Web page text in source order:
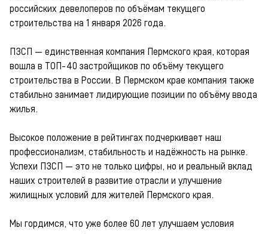
российских девелоперов по объёмам текущего
строительства на 1 января 2026 года.
ПЗСП — единственная компания Пермского края, которая
вошла в ТОП-40 застройщиков по объёму текущего
строительства в России. В Пермском крае компания также
стабильно занимает лидирующие позиции по объёму ввода
жилья.
Высокое положение в рейтингах подчеркивает наш
профессионализм, стабильность и надёжность на рынке.
Успехи ПЗСП — это не только цифры, но и реальный вклад
наших строителей в развитие отрасли и улучшение
жилищных условий для жителей Пермского края.
Мы гордимся, что уже более 60 лет улучшаем условия